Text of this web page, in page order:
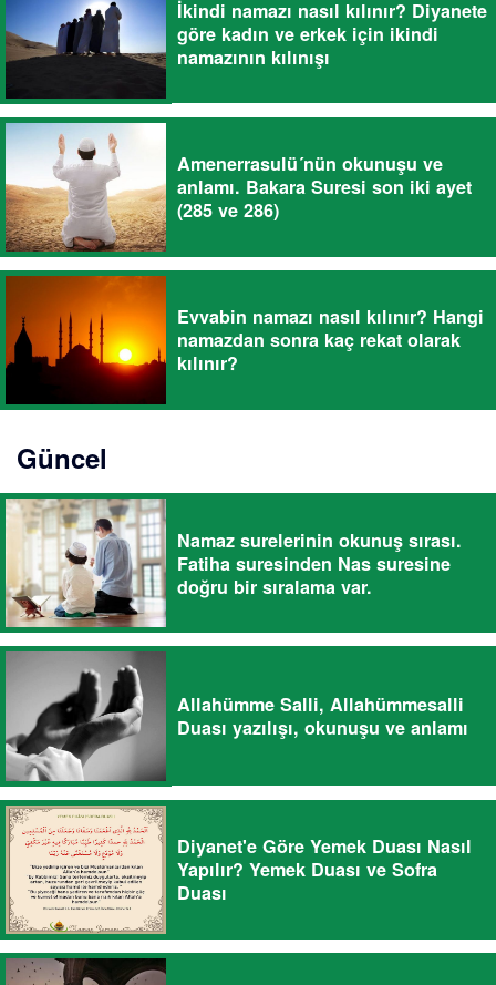
İkindi namazı nasıl kılınır? Diyanete
göre kadın ve erkek için ikindi
namazının kılınışı
Amenerrasulü´nün okunuşu ve
anlamı. Bakara Suresi son iki ayet
(285 ve 286)
Evvabin namazı nasıl kılınır? Hangi
namazdan sonra kaç rekat olarak
kılınır?
Güncel
Namaz surelerinin okunuş sırası.
Fatiha suresinden Nas suresine
doğru bir sıralama var.
Allahümme Salli, Allahümmesalli
Duası yazılışı, okunuşu ve anlamı
Diyanet'e Göre Yemek Duası Nasıl
Yapılır? Yemek Duası ve Sofra
Duası